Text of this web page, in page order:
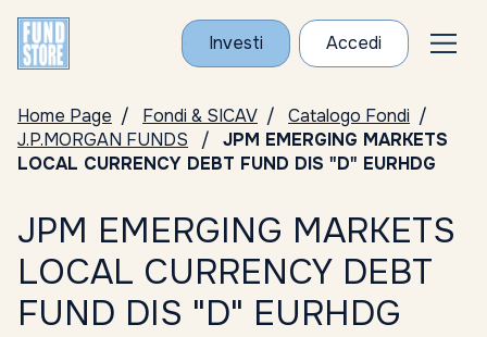
Investi Accedi
Home Page Fondi & SICAV
Catalogo Fondi
J.P.MORGAN FUNDS
JPM EMERGING MARKETS
LOCAL CURRENCY DEBT FUND DIS "D" EURHDG
JPM EMERGING MARKETS
LOCAL CURRENCY DEBT
FUND DIS "D" EURHDG